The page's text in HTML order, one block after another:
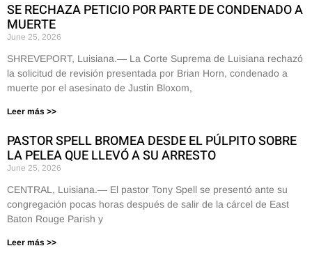
SE RECHAZA PETICIO POR PARTE DE CONDENADO A
MUERTE
June 25, 2026
SHREVEPORT, Luisiana.— La Corte Suprema de Luisiana rechazó
la solicitud de revisión presentada por Brian Horn, condenado a
muerte por el asesinato de Justin Bloxom,
Leer más >>
PASTOR SPELL BROMEA DESDE EL PÚLPITO SOBRE
LA PELEA QUE LLEVÓ A SU ARRESTO
June 25, 2026
CENTRAL, Luisiana.— El pastor Tony Spell se presentó ante su
congregación pocas horas después de salir de la cárcel de East
Baton Rouge Parish y
Leer más >>